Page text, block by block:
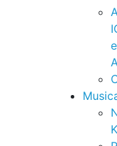
e